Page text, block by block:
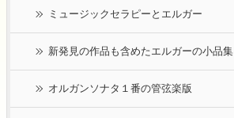
ミュージックセラピーとエルガー
新発見の作品も含めたエルガーの小品集
オルガンソナタ１番の管弦楽版